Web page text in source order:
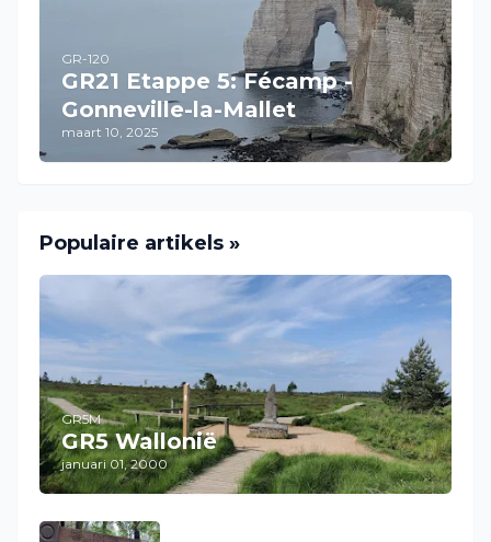
GR-120
GR21 Etappe 5: Fécamp -
Gonneville-la-Mallet
maart 10, 2025
Populaire artikels »
GR5M
GR5 Wallonië
januari 01, 2000